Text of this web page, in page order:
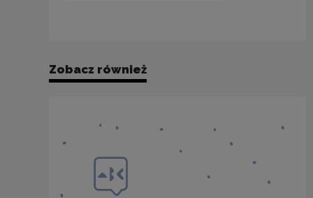
Zobacz również